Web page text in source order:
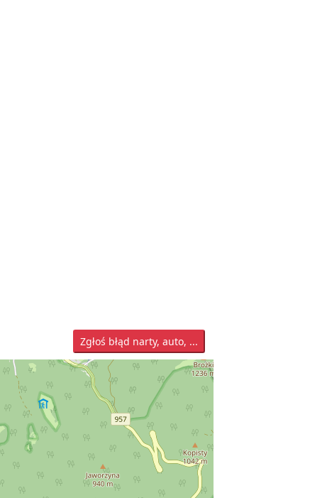
Zgłoś błąd narty, auto, ...